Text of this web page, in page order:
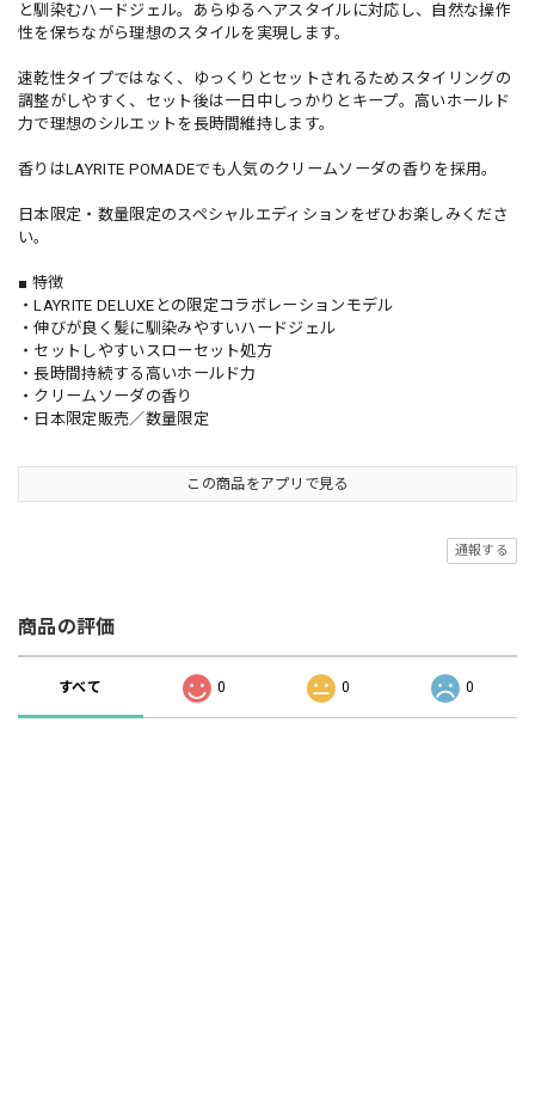
と馴染むハードジェル。あらゆるヘアスタイルに対応し、自然な操作
性を保ちながら理想のスタイルを実現します。
速乾性タイプではなく、ゆっくりとセットされるためスタイリングの
調整がしやすく、セット後は一日中しっかりとキープ。高いホールド
力で理想のシルエットを長時間維持します。
香りはLAYRITE POMADEでも人気のクリームソーダの香りを採用。
日本限定・数量限定のスペシャルエディションをぜひお楽しみくださ
い。
■ 特徴
・LAYRITE DELUXEとの限定コラボレーションモデル
・伸びが良く髪に馴染みやすいハードジェル
・セットしやすいスローセット処方
・長時間持続する高いホールド力
・クリームソーダの香り
・日本限定販売／数量限定
この商品をアプリで見る
通報する
商品の評価
すべて 0 0 0